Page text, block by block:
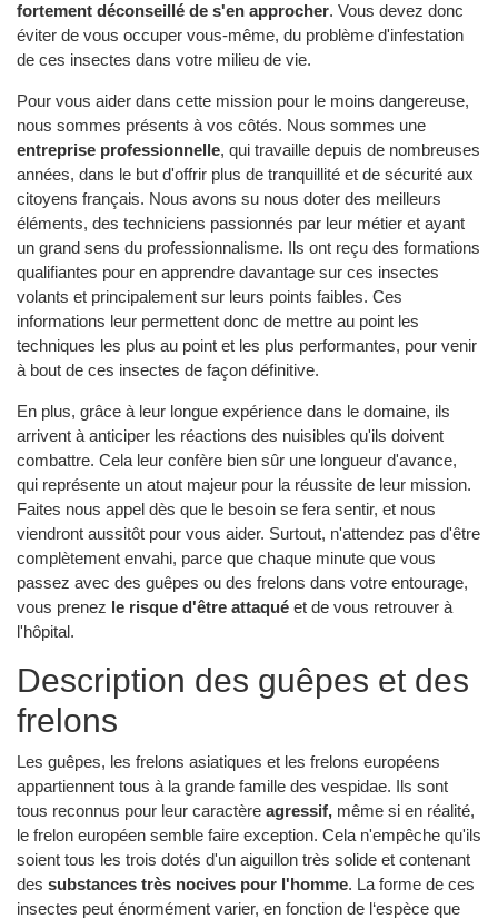
fortement déconseillé de s'en approcher. Vous devez donc
éviter de vous occuper vous-même, du problème d'infestation
de ces insectes dans votre milieu de vie.
Pour vous aider dans cette mission pour le moins dangereuse,
nous sommes présents à vos côtés. Nous sommes une
entreprise professionnelle, qui travaille depuis de nombreuses
années, dans le but d'offrir plus de tranquillité et de sécurité aux
citoyens français. Nous avons su nous doter des meilleurs
éléments, des techniciens passionnés par leur métier et ayant
un grand sens du professionnalisme. Ils ont reçu des formations
qualifiantes pour en apprendre davantage sur ces insectes
volants et principalement sur leurs points faibles. Ces
informations leur permettent donc de mettre au point les
techniques les plus au point et les plus performantes, pour venir
à bout de ces insectes de façon définitive.
En plus, grâce à leur longue expérience dans le domaine, ils
arrivent à anticiper les réactions des nuisibles qu'ils doivent
combattre. Cela leur confère bien sûr une longueur d'avance,
qui représente un atout majeur pour la réussite de leur mission.
Faites nous appel dès que le besoin se fera sentir, et nous
viendront aussitôt pour vous aider. Surtout, n'attendez pas d'être
complètement envahi, parce que chaque minute que vous
passez avec des guêpes ou des frelons dans votre entourage,
vous prenez le risque d'être attaqué et de vous retrouver à
l'hôpital.
Description des guêpes et des
frelons
Les guêpes, les frelons asiatiques et les frelons européens
appartiennent tous à la grande famille des vespidae. Ils sont
tous reconnus pour leur caractère agressif, même si en réalité,
le frelon européen semble faire exception. Cela n'empêche qu'ils
soient tous les trois dotés d'un aiguillon très solide et contenant
des substances très nocives pour l'homme. La forme de ces
insectes peut énormément varier, en fonction de l‘espèce que